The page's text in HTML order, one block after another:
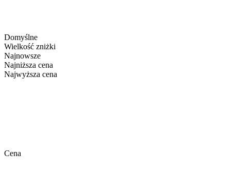
Domyślne
Wielkość zniżki
Najnowsze
Najniższa cena
Najwyższa cena
Cena